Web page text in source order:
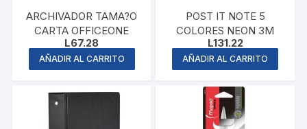
ARCHIVADOR TAMA?O
CARTA OFFICEONE
L67.28
AÑADIR AL CARRITO
POST IT NOTE 5
COLORES NEON 3M
L131.22
AÑADIR AL CARRITO